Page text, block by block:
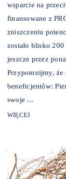
wsparcie na
finansowane z
zniszczeniu
zostało blisko
jeszcze przez
Przypomnijmy, że
beneficjentów:
swoje ...
WIĘCEJ